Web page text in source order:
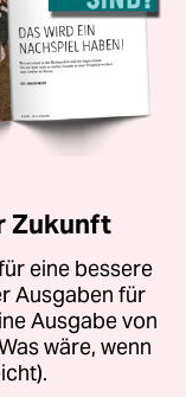
Zukunft
eine bessere
Ausgaben für
Ausgabe von
wäre, wenn